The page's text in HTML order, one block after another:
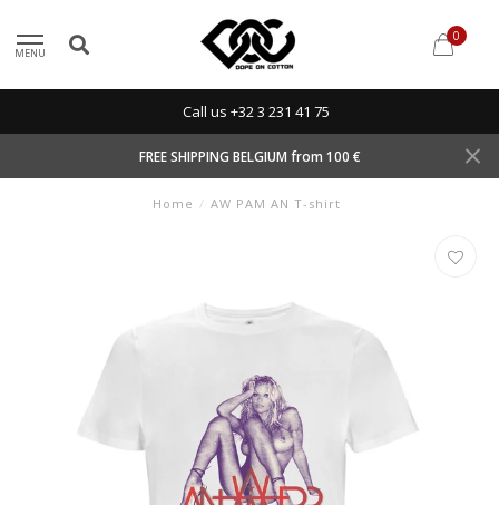
MENU
0
Call us +32 3 231 41 75
FREE SHIPPING BELGIUM from 100 €
Home / AW PAM AN T-shirt